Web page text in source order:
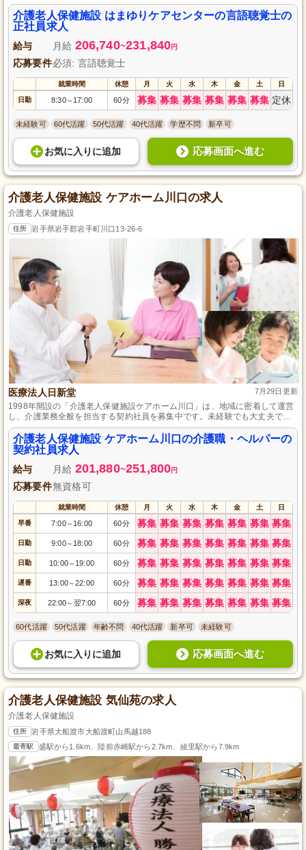
介護老人保健施設 はまゆりケアセンターの言語聴覚士の
正社員求人
給与 月給 206,740~231,840円
応募要件必須: 言語聴覚士
就業時間 休憩 月 火 水 木 金 土 日
日勤 8:30～ 17:00 60分 募集 募集 募集 募集 募集 募集 定休
未経験可 60代活躍 50代活躍 40代活躍 学歴不問 新卒可
お気に入り に追加 応募画面へ進む
介護老人保健施設 ケアホーム川口の求人
介護老人保健施設
住所 岩手県岩手郡岩手町川口13-26-6
医療法人日新堂 7月29日更新
1998年開設の「介護老人保健施設ケアホーム川口」は、地域に密着して運営
し、介護業務全般を担当する契約社員を募集中です。未経験でも大丈夫で、
月8～10日の休日と昇給・賞与あり、毎日の頑張りをしっかり評価します。
介護老人保健施設 ケアホーム川口の介護職・ヘルパーの
契約社員求人
給与 月給 201,880~251,800円
応募要件無資格可
就業時間 休憩 月 火 水 木 金 土 日
早番 7:00～ 16:00 60分 募集 募集 募集 募集 募集 募集 募集
日勤 9:00～ 18:00 60分 募集 募集 募集 募集 募集 募集 募集
日勤 10:00～ 19:00 60分 募集 募集 募集 募集 募集 募集 募集
遅番 13:00～22:00 60分 募集 募集 募集 募集 募集 募集 募集
深夜 22:00～ 翌7:00 60分 募集 募集 募集 募集 募集 募集 募集
60代活躍 50代活躍 年齢不問 40代活躍 新卒可 未経験可
お気に入り に追加 応募画面へ進む
介護老人保健施設 気仙苑の求人
介護老人保健施設
住所 岩手県大船渡市大船渡町山馬越188
最寄駅 盛駅から1.6km、陸前赤崎駅から2.7km、綾里駅から7.9km